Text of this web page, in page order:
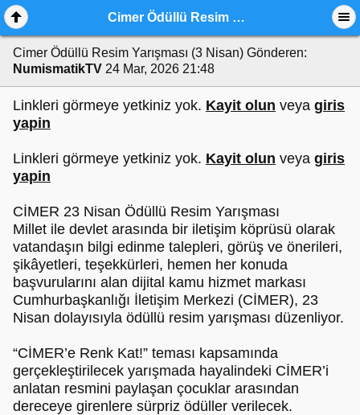
Cimer Ödüllü Resim Yarışması (3 Nisan)
Cimer Ödüllü Resim Yarışması (3 Nisan) Gönderen:
NumismatikTV 24 Mar, 2026 21:48
Linkleri görmeye yetkiniz yok. Kayit olun veya giris
yapin
Linkleri görmeye yetkiniz yok. Kayit olun veya giris
yapin
CİMER 23 Nisan Ödüllü Resim Yarışması
Millet ile devlet arasında bir iletişim köprüsü olarak
vatandaşın bilgi edinme talepleri, görüş ve önerileri,
şikâyetleri, teşekkürleri, hemen her konuda
başvurularını alan dijital kamu hizmet markası
Cumhurbaşkanlığı İletişim Merkezi (CİMER), 23
Nisan dolayısıyla ödüllü resim yarışması düzenliyor.
“CİMER’e Renk Kat!” teması kapsamında
gerçekleştirilecek yarışmada hayalindeki CİMER’i
anlatan resmini paylaşan çocuklar arasından
dereceye girenlere sürpriz ödüller verilecek.